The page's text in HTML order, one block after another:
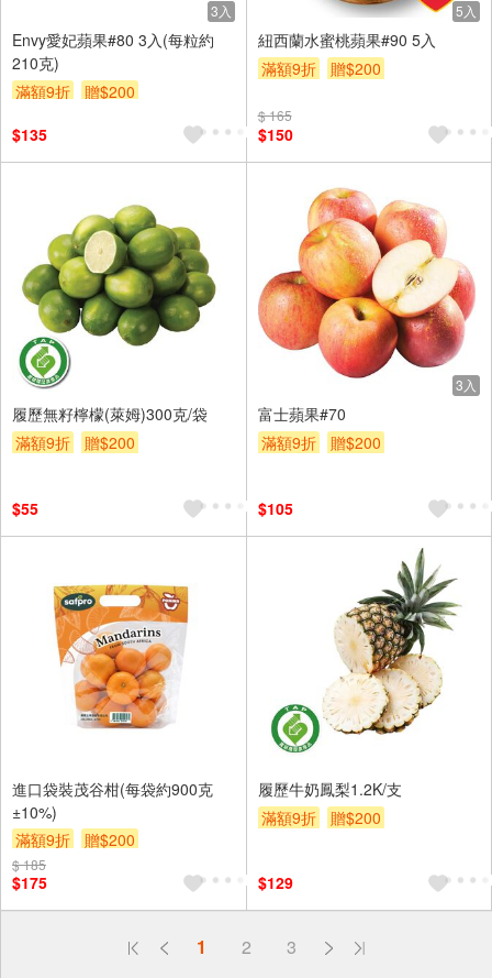
3入
Envy愛妃蘋果#80 3入(每粒約
210克)
滿額9折
贈$200
$135
5入
紐西蘭水蜜桃蘋果#90 5入
滿額9折
贈$200
$ 165
$150
履歷無籽檸檬(萊姆)300克/袋
滿額9折
贈$200
$55
3入
富士蘋果#70
滿額9折
贈$200
$105
進口袋裝茂谷柑(每袋約900克
±10%)
滿額9折
贈$200
$ 185
$175
履歷牛奶鳳梨1.2K/支
滿額9折
贈$200
$129
1 2 3
偏遠地區配送